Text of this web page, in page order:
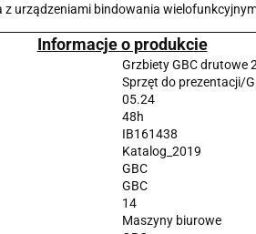
urządzeniami bindowania
Informacje o produkcie
Grzbiety GBC drutowe
Sprzęt do prezentacji/
05.24
48h
IB161438
Katalog_2019
GBC
GBC
14
Maszyny biurowe